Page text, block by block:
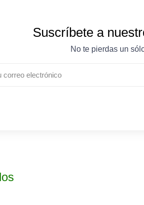
Suscríbete a
No te pierdas un